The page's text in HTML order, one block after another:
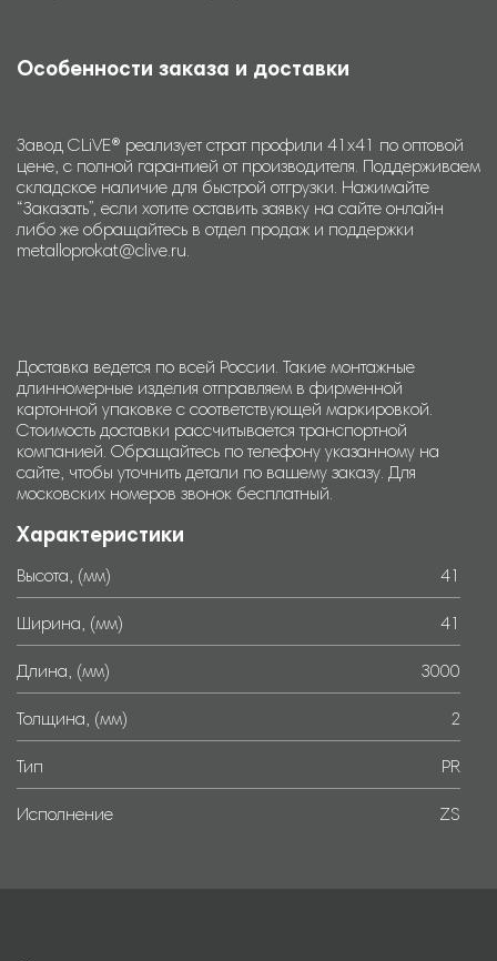
Особенности заказа и доставки
Завод CLiVE® реализует страт профили 41х41 по оптовой
цене, с полной гарантией от производителя. Поддерживаем
складское наличие для быстрой отгрузки. Нажимайте
“Заказать”, если хотите оставить заявку на сайте онлайн
либо же обращайтесь в отдел продаж и поддержки
metalloprokat@clive.ru.
Доставка ведется по всей России. Такие монтажные
длинномерные изделия отправляем в фирменной
картонной упаковке с соответствующей маркировкой.
Стоимость доставки рассчитывается транспортной
компанией. Обращайтесь по телефону указанному на
сайте, чтобы уточнить детали по вашему заказу. Для
московских номеров звонок бесплатный.
Характеристики
Высота, (мм) 41
Ширина, (мм) 41
Длина, (мм) 3000
Толщина, (мм) 2
Тип PR
Исполнение ZS